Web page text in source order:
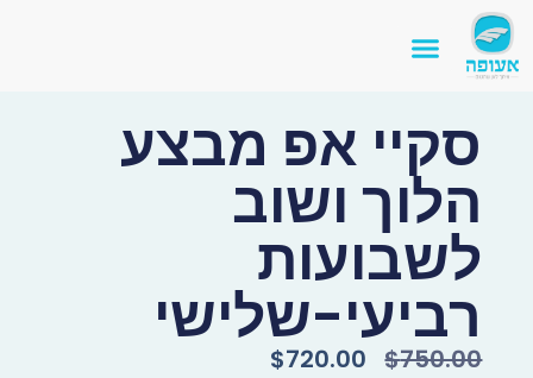
סקיי אפ מבצע
הלוך ושוב
לשבועות
רביעי-שלישי
$750.00
$720.00